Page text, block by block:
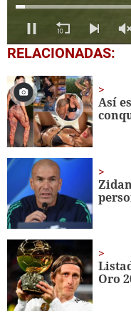
0
seconds
52
seconds
RELACIONADAS:
Así
Oro